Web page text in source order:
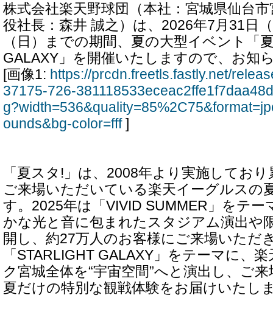
株式会社楽天野球団（本社：宮城県仙台
役社長：森井 誠之）は、2026年7月31日
（日）までの期間、夏の大型イベント「
GALAXY」を開催いたしますので、お知
[画像1: https://prcdn.freetls.fastly.net/
37175-726-
ounds&bg-color=fff]
「夏スタ!」は、2008年より実施してお
ご来場いただいている楽天イーグルスの
す。2025年は「VIVID SUMMER」をテー
かな光と音に包まれたスタジアム演出や
開し、約27万人のお客様にご来場いただ
「STARLIGHT GALAXY」をテーマに、
ク宮城全体を“宇宙空間”へと演出し、ご
夏だけの特別な観戦体験をお届けいたし